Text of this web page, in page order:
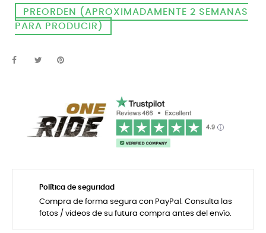
PREORDEN (APROXIMADAMENTE 2 SEMANAS
PARA PRODUCIR)
Política de seguridad
Compra de forma segura con PayPal. Consulta las
fotos / videos de su futura compra antes del envío.